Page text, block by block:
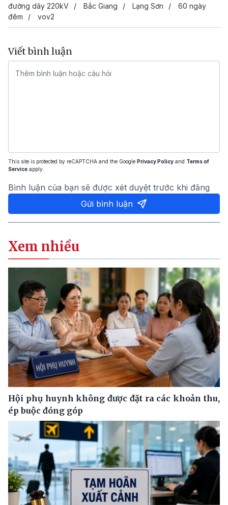
đường dây 220kV
Bắc Giang Lạng Sơn
60 ngày
đêm
vov2
Viết bình luận
This site is protected by reCAPTCHA and the Google Privacy Policy and Terms of
Service apply.
Bình luận của bạn sẽ được xét duyệt trước khi đăng
Gửi bình luận
Xem nhiều
Hội phụ huynh không được đặt ra các khoản thu,
ép buộc đóng góp